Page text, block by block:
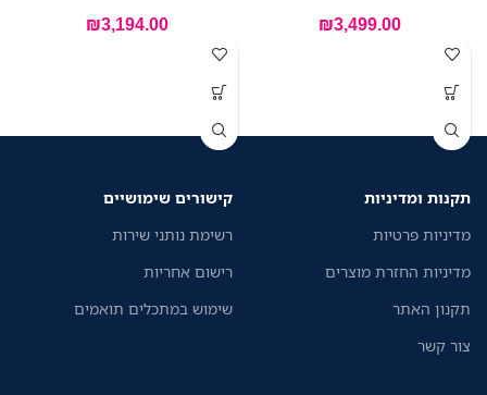
₪3,499.00
₪3,194.00
תקנות ומדיניות
מדיניות פרטיות
מדיניות החזרת מוצרים
תקנון האתר
צור קשר
קישורים שימושיים
רשימת נותני שירות
רישום אחריות
שימוש במתכלים תואמים